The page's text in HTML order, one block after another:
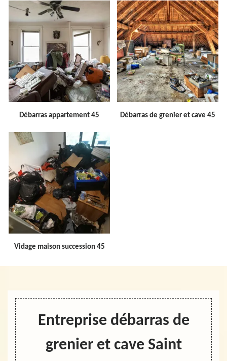
Débarras appartement 45 Débarras de grenier et cave 45
Vidage maison succession 45
Entreprise débarras de
grenier et cave Saint